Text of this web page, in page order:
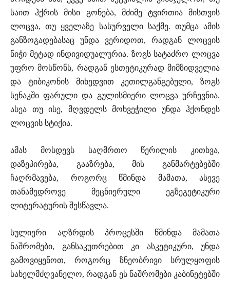
საით ჰქრის მისი გონება, მძიმე ტვირთია მისთვის
ლოცვა, თუ ყველაზე სასურველი საქმე. თუმცა ამის
განზოგადებასაც უნდა ვერიდოთ, რადგან ლოცვის
ნიჭი მეტად ინდივიდუალურია. ზოგს სატაძრო ლოცვა
უფრო მოსწონს, რადგან ესთეტიკურად მიმზიდველია
და ტიბიკონის მიხედვით კეთილგანგებული, ზოგს
სენაკში ფარული და გულისმიერი ლოცვა ურჩევნია.
ასეა თუ ისე, მღვდელს მოხვეჭილი უნდა ჰქონდეს
ლოცვის სტიქია.
ამას მოსდევს საღმრთო წერილის კითხვა,
დაზეპირება, გააზრება, მის განმარტებებში
ჩაღრმავება, როგორც წმინდა მამათა, ასევე
თანამედროვე მეცნიერული ეგზეგეტიკური
ლიტერატურის შესწავლა.
სულიერი აღზრდის პროცესში წმინდა მამათა
ნაშრომები, განსაკუთრებით კი ასკეტიკური, უნდა
გამოვიყენოთ, როგორც ზნეობრივი სრულყოფის
სახელმძღვანელო, რადგან ეს ნაშრომები კაბინეტებში